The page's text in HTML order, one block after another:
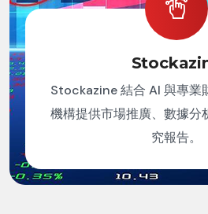
Stockazine 結合 AI 與專業
機構提供市場推廣、數據分
究報告。